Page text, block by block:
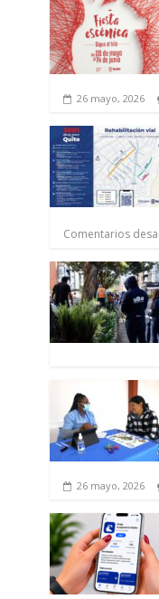
26 mayo, 2026
Comentarios
26 mayo, 2026